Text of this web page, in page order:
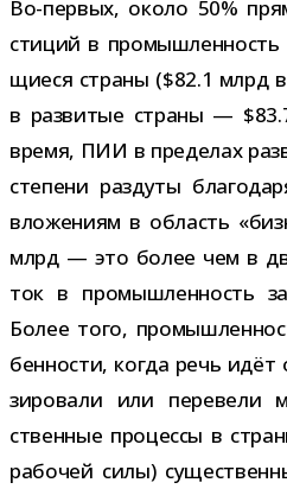
Во-​первых, около 50%
сти­ций в
щи­еся страны ($82.1 млрд
в раз­ви­тые страны —
время, ПИИ в пре­де­лах
сте­пени раз­дуты
вло­же­ниям в область
млрд — это более чем в
ток в про­мыш­лен­ность
Более того,
бен­но­сти, когда речь
зи­ро­вали или пере­вели
ствен­ные про­цессы в
рабо­чей силы)